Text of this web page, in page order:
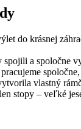
do krásnej
a spoločne
vlastný
stopy – veľké